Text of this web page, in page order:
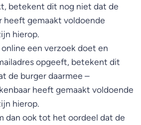
betekent dit nog niet dat de
heeft gemaakt voldoende
hierop.
een verzoek doet en
opgeeft, betekent dit
de burger daarmee –
heeft gemaakt voldoende
hierop.
dan ook tot het oordeel dat de